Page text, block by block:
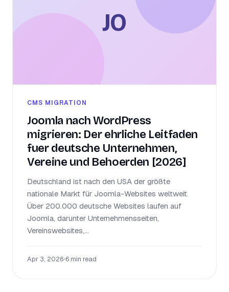
JO
CMS MIGRATION
Joomla nach WordPress
migrieren: Der ehrliche Leitfaden
fuer deutsche Unternehmen,
Vereine und Behoerden [2026]
Deutschland ist nach den USA der größte
nationale Markt für Joomla-Websites weltweit.
Über 200.000 deutsche Websites laufen auf
Joomla, darunter Unternehmensseiten,
Vereinswebsites,...
Apr 3, 2026•6 min read